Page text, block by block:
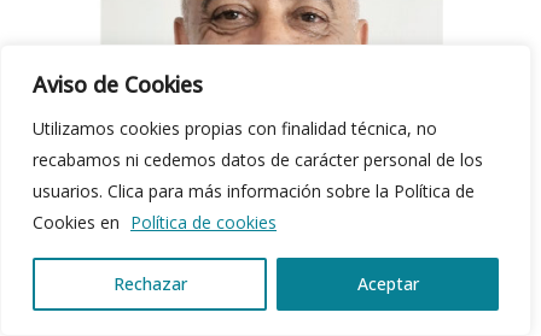
Aviso de Cookies
Utilizamos cookies propias con finalidad técnica, no
recabamos ni cedemos datos de carácter personal de los
usuarios. Clica para más información sobre la Política de
Cookies en Política de cookies
Rechazar Aceptar
Mario Sánchez